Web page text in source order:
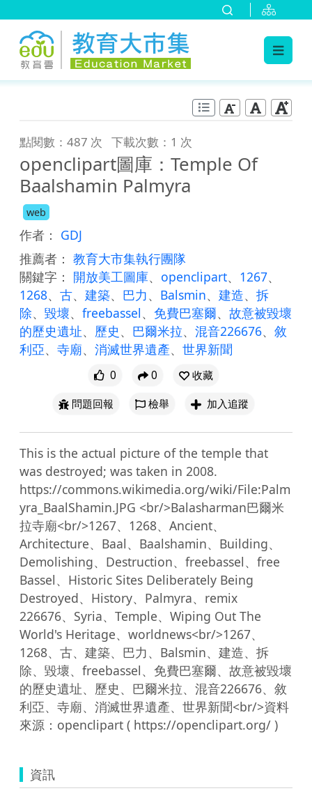
點閱數：487 次 下載次數：1 次
openclipart圖庫：Temple Of
Baalshamin Palmyra
web
作者： GDJ
推薦者： 教育大市集執行團隊
關鍵字： 開放美工圖庫、 openclipart、 1267、
1268、 古、 建築、 巴力、 Balsmin、 建造、 拆
除、 毀壞、 freebassel、 免費巴塞爾、 故意被毀壞
的歷史遺址、 歷史 、 巴爾米拉、 混音226676、 敘
利亞、 寺廟、 消滅世界遺產、 世界新聞
0 0
收藏
問題回報
檢舉 加入追蹤
This is the actual picture of the temple that
was destroyed; was taken in 2008.
https://commons.wikimedia.org/wiki/File:Palm
yra_BaalShamin.JPG <br/>Balasharman巴爾米
拉寺廟<br/>1267、1268、Ancient、
Architecture、Baal、Baalshamin、Building、
Demolishing、Destruction、freebassel、free
Bassel、Historic Sites Deliberately Being
Destroyed、History、Palmyra、remix
226676、Syria、Temple、Wiping Out The
World's Heritage、worldnews<br/>1267、
1268、古、建築、巴力、Balsmin、建造、拆
除、毀壞、freebassel、免費巴塞爾、故意被毀壞
的歷史遺址、歷史、巴爾米拉、混音226676、敘
利亞、寺廟、消滅世界遺產、世界新聞<br/>資料
資訊